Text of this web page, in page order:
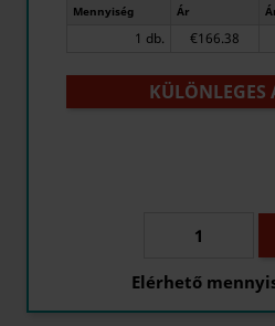
Mennyiség Ár
1 db. €166.38
KÜLÖNLEGES
Elérhető